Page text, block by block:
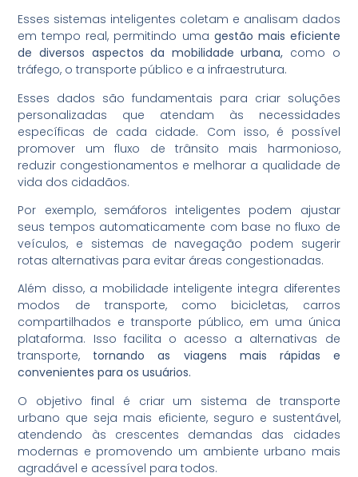
Esses sistemas inteligentes coletam e analisam dados
em tempo real, permitindo uma gestão mais eficiente
de diversos aspectos da mobilidade urbana, como o
tráfego, o transporte público e a infraestrutura.
Esses dados são fundamentais para criar soluções
personalizadas que atendam às necessidades
específicas de cada cidade. Com isso, é possível
promover um fluxo de trânsito mais harmonioso,
reduzir congestionamentos e melhorar a qualidade de
vida dos cidadãos.
Por exemplo, semáforos inteligentes podem ajustar
seus tempos automaticamente com base no fluxo de
veículos, e sistemas de navegação podem sugerir
rotas alternativas para evitar áreas congestionadas.
Além disso, a mobilidade inteligente integra diferentes
modos de transporte, como bicicletas, carros
compartilhados e transporte público, em uma única
plataforma. Isso facilita o acesso a alternativas de
transporte, tornando as viagens mais rápidas e
convenientes para os usuários.
O objetivo final é criar um sistema de transporte
urbano que seja mais eficiente, seguro e sustentável,
atendendo às crescentes demandas das cidades
modernas e promovendo um ambiente urbano mais
agradável e acessível para todos.